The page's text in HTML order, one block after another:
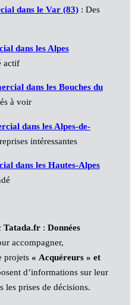
dans le Var (83): Des
dans les Alpes
actif
dans les Bouches du
à voir
dans les Alpes-de-
intéressantes
dans les Hautes-Alpes
Tatada.fr: Données
accompagner,
projets « Acquéreurs » et
d’informations sur leur
les prises de décisions.